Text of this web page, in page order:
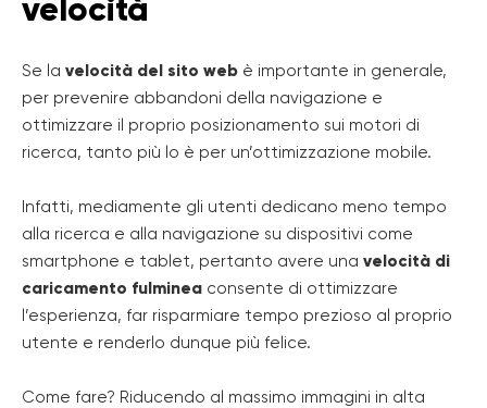
velocità
Se la velocità del sito web è importante in generale,
per prevenire abbandoni della navigazione e
ottimizzare il proprio posizionamento sui motori di
ricerca, tanto più lo è per un’ottimizzazione mobile.
Infatti, mediamente gli utenti dedicano meno tempo
alla ricerca e alla navigazione su dispositivi come
smartphone e tablet, pertanto avere una velocità di
caricamento fulminea consente di ottimizzare
l’esperienza, far risparmiare tempo prezioso al proprio
utente e renderlo dunque più felice.
Come fare? Riducendo al massimo immagini in alta